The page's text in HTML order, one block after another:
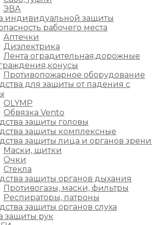
ЭВА
индивидуальной защиты
рабочего места
Аптечки
Диэлектрика
Лента оградительная,дорожные
Противопожарное оборудование
для защиты от падения с
OLYMP
Обвязка Vento
защиты головы
защиты комплексные
защиты лица и органов
Маски, щитки
Очки
Стекла
защиты органов дыхания
Противогазы, маски, фильтры
Респираторы, патроны
защиты органов слуха
защиты рук